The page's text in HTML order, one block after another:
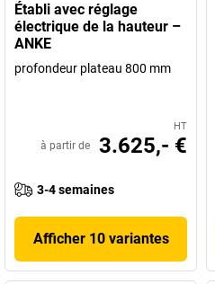
Établi avec réglage
électrique de la hauteur –
ANKE
profondeur plateau 800 mm
HT
à partir de 3.625,- €
3-4 semaines
Afficher 10 variantes